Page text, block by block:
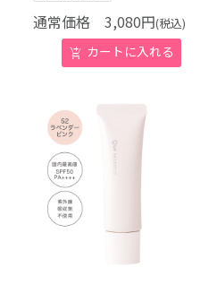
通常価格 3,080円(税込)